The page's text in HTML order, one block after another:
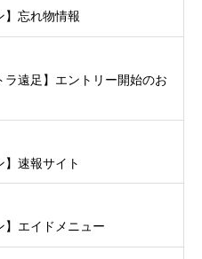
】忘れ物情報
ラ遠足】エントリー開始のお
】速報サイト
】エイドメニュー